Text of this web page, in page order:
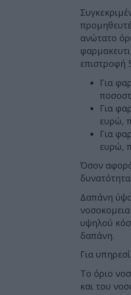
ανώτατο
επιστροφή
Για
Για
ευρώ,
Για
ευρώ,
Όσον
Δαπάνη
υψηλού
δαπάνη.
Για
Το όριο
και του